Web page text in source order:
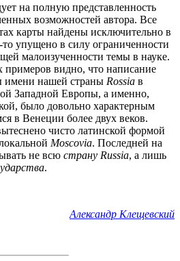
на полную представленность
возможностей автора. Все
карты найдены исключительно в
то упущено в силу ограниченности
малоизученности темы в науке.
видно, что написание
имени нашей страны Rossia в
Западной Европы, а именно,
было довольно характерным
в Венеции более двух веков.
чисто латинской формой
Moscovia. Последней на
не всю страну Russia, а лишь
.
Александр Клещевский